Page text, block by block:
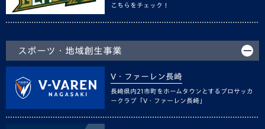
こちらをチェック！
スポーツ・地域創生事業
V・ファーレン長崎
長崎県内21市町をホームタウンとするプロサッカ
ークラブ「V・ファーレン長崎」